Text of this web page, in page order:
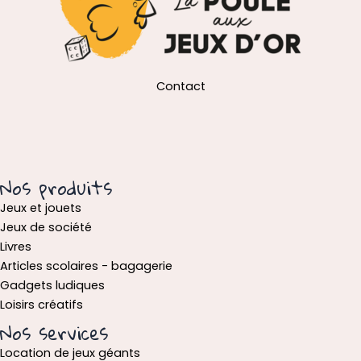
Contact
Nos produits
Jeux et jouets
Jeux de société
Livres
Articles scolaires - bagagerie
Gadgets ludiques
Loisirs créatifs
Nos services
Location de jeux géants